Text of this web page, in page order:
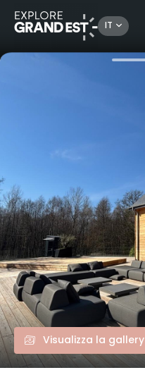
IT
Alloggi di lusso
Visualizza la gallery